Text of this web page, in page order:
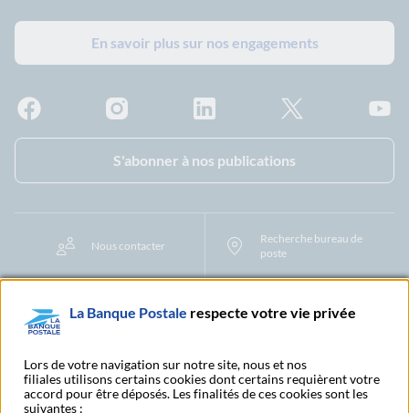
En savoir plus sur nos engagements
S'abonner à nos publications
Nous contacter
Recherche bureau de
poste
Tarifs et Conditions Générales
Aide Espace Client BusinessDonnées personnellesCookies
Mentions légalesCGU Transparence fiscaleAccessibilité
Tarifs et Conditions Générales
La Banque Postale respecte votre vie privée
Lors de votre navigation sur notre site, nous et nos
filiales utilisons certains cookies dont certains requièrent votre
accord pour être déposés. Les finalités de ces cookies sont les
suivantes :